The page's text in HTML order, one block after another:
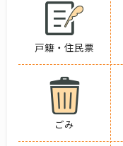
戸籍・住民票
ごみ